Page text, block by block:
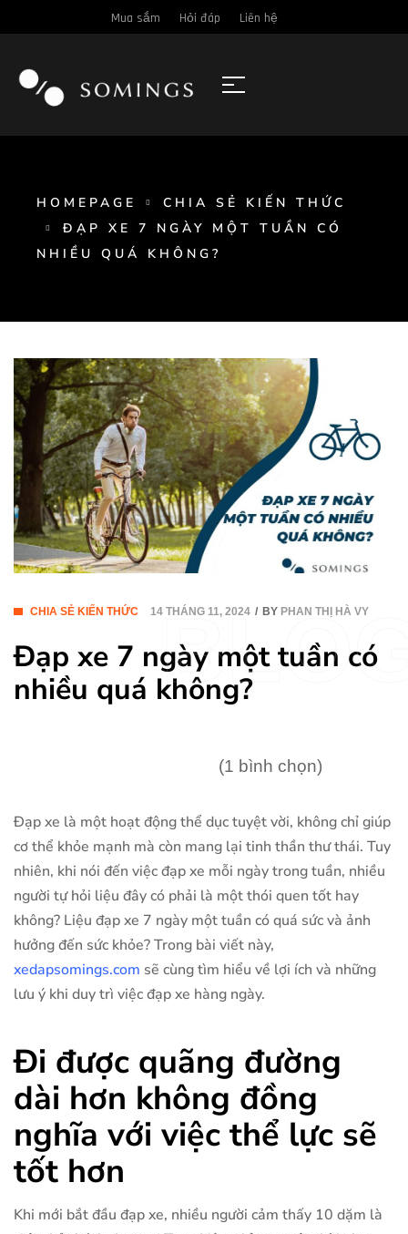
Mua sắm Hỏi đáp Liên hệ
HOMEPAGE
CHIA SẺ KIẾN THỨC
ĐẠP XE 7 NGÀY MỘT TUẦN CÓ
NHIỀU QUÁ KHÔNG?
CHIA SẺ KIẾN THỨC 14 THÁNG 11, 2024 BY PHAN THỊ HÀ VY
Đạp xe 7 ngày một tuần có
nhiều quá không?
(1 bình chọn)
Đạp xe là một hoạt động thể dục tuyệt vời, không chỉ giúp
cơ thể khỏe mạnh mà còn mang lại tinh thần thư thái. Tuy
nhiên, khi nói đến việc đạp xe mỗi ngày trong tuần, nhiều
người tự hỏi liệu đây có phải là một thói quen tốt hay
không? Liệu đạp xe 7 ngày một tuần có quá sức và ảnh
hưởng đến sức khỏe? Trong bài viết này,
xedapsomings.com sẽ cùng tìm hiểu về lợi ích và những
lưu ý khi duy trì việc đạp xe hàng ngày.
Đi được quãng đường
dài hơn không đồng
nghĩa với việc thể lực sẽ
tốt hơn
Khi mới bắt đầu đạp xe, nhiều người cảm thấy 10 dặm là